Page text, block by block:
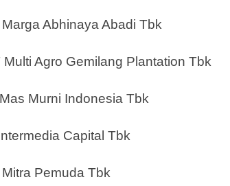
Abhinaya Abadi Tbk
Agro Gemilang Plantation Tbk
Murni Indonesia Tbk
Capital Tbk
Pemuda Tbk